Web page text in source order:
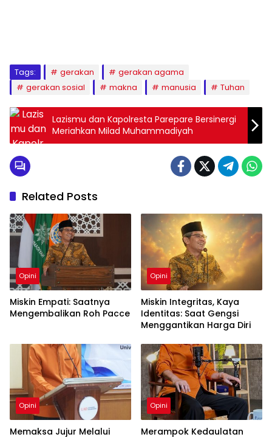
Tags: gerakan
gerakan agama
gerakan sosial
makna manusia Tuhan
Lazismu dan Kapolresta Parepare Bersinergi
Meriahkan Milad Muhammadiyah
Related Posts
Opini
Miskin Empati: Saatnya
Mengembalikan Roh Pacce
Opini
Miskin Integritas, Kaya
Identitas: Saat Gengsi
Menggantikan Harga Diri
Opini
Memaksa Jujur Melalui
Opini
Merampok Kedaulatan